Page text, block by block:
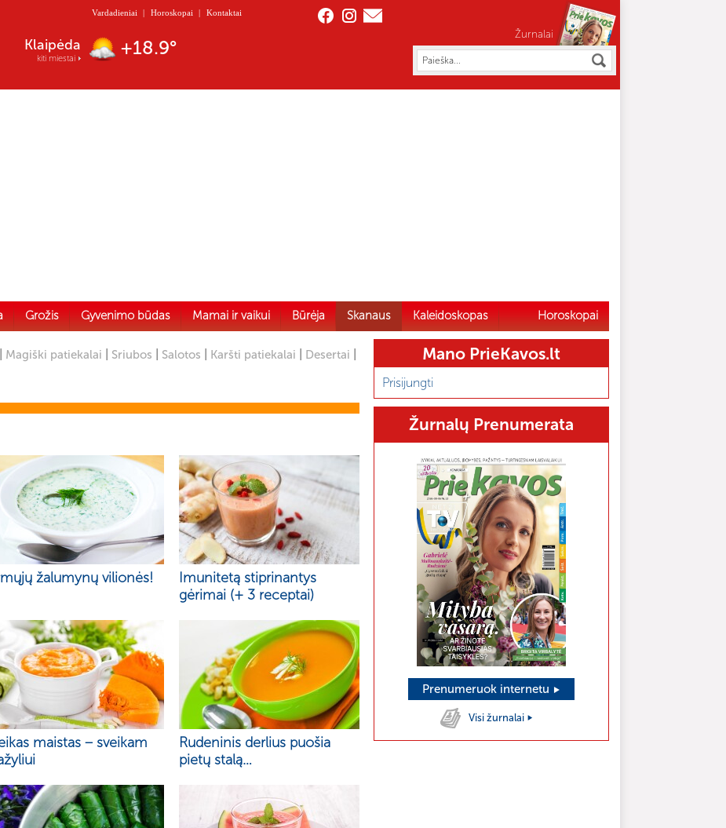
Vardadieniai | Horoskopai | Kontaktai
Klaipėda
kiti miestai +18.9°
Žurnalai
Grožis Gyvenimo būdas Mamai ir vaikui Būrėja Skanaus Kaleidoskopas Horoskopai
Magiški patiekalai Sriubos Salotos Karšti patiekalai Desertai
žalumynų vilionės!
Imunitetą stiprinantys
gėrimai (+ 3 receptai)
maistas – sveikam
Rudeninis derlius puošia
pietų stalą…
Mano PrieKavos.lt
Prisijungti
Žurnalų Prenumerata
Prenumeruok internetu
Visi žurnalai